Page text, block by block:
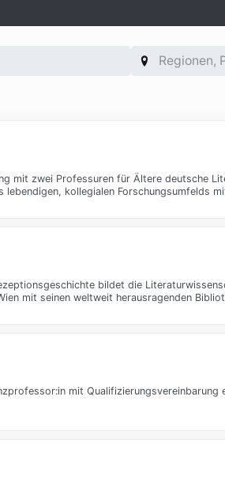
mit zwei Professuren für Ältere deutsche
kollegialen Forschungsumfelds
bildet die
mit seinen weltweit herausragenden
mit Qualifizierungsvereinbarung